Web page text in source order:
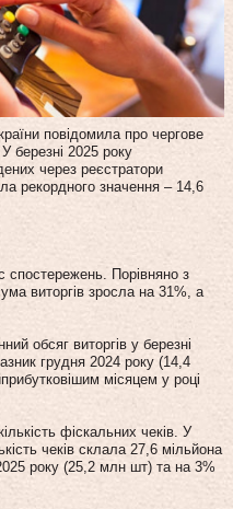
повідомила про чергове
У березні 2025 року
через реєстратори
рекордного значення – 14,6
спостережень. Порівняно з
виторгів зросла на 31%, а
обсяг виторгів у березні
грудня 2024 року (14,4
місяцем у році
фіскальних чеків. У
чеків склала 27,6 мільйона
року (25,2 млн шт) та на 3%